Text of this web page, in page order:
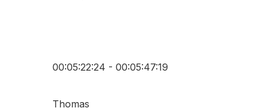
00:05:22:24 - 00:05:47:19
Thomas